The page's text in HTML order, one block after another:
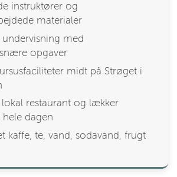
instruktører og
materialer
med
opgaver
midt på Strøget i
lokal restaurant og lækker
dagen
kaffe, te, vand, sodavand, frugt